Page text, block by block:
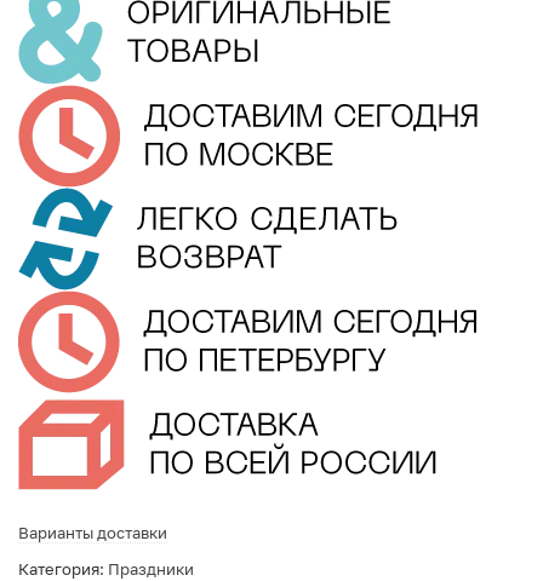
Варианты доставки
Категория: Праздники